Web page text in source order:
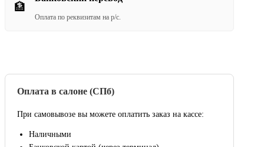
🏦
Оплата по реквизитам на р/с.
Оплата в салоне (СПб)
При самовывозе вы можете оплатить заказ на кассе:
Наличными